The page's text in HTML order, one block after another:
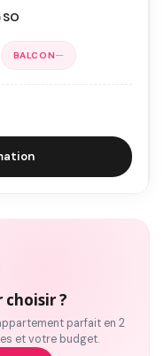
SO
—
choisir ?
parfait en 2
et votre budget.